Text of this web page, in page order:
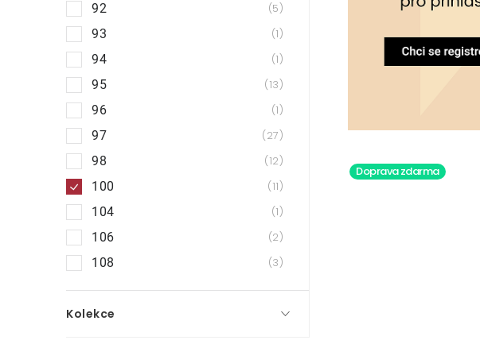
92
5
93
1
94
1
95
13
96
1
97
27
98
12
100
11
104
1
106
2
108
3
Kolekce
Doprava zdarma